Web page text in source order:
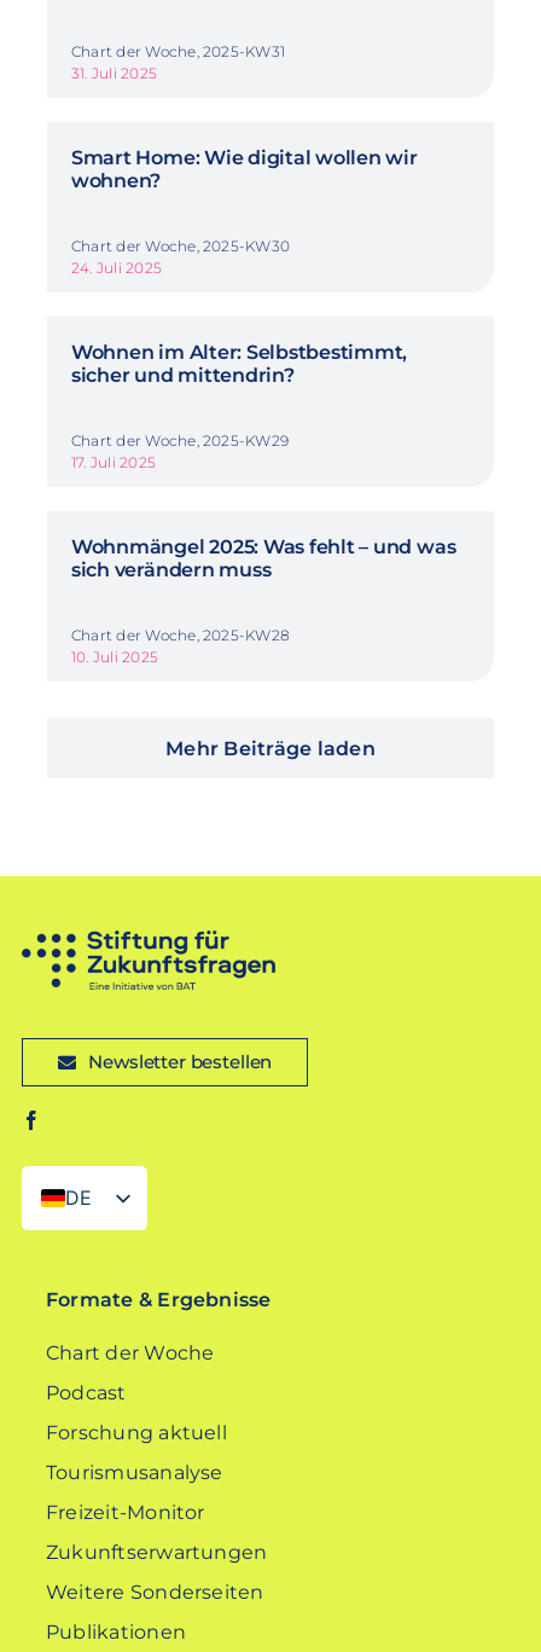
Chart der Woche, 2025-KW31
31. Juli 2025
Smart Home: Wie digital wollen wir
wohnen?
Chart der Woche, 2025-KW30
24. Juli 2025
Wohnen im Alter: Selbstbestimmt,
sicher und mittendrin?
Chart der Woche, 2025-KW29
17. Juli 2025
Wohnmängel 2025: Was fehlt – und was
sich verändern muss
Chart der Woche, 2025-KW28
10. Juli 2025
Mehr Beiträge laden
Newsletter bestellen
DE
EN
Formate & Ergebnisse
Chart der Woche
Podcast
Forschung aktuell
Tourismusanalyse
Freizeit-Monitor
Zukunftserwartungen
Weitere Sonderseiten
Publikationen